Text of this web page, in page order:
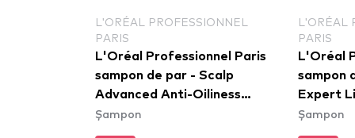
L'ORÉAL PROFESSIONNEL
PARIS
L'Oréal Professionnel Paris
sampon de par - Scalp
Advanced Anti-Oiliness
Dermo-Purifier Shampoo
Șampon
L'ORÉAL
PARIS
L'Oréal
sampon
Expert
Shampoo
Șampon